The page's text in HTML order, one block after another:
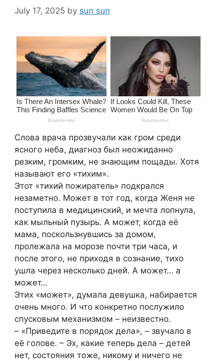
July 17, 2025 by sun sun
Слова врача прозвучали как гром среди
ясного неба, диагноз был неожиданно
резким, громким, не знающим пощады. Хотя
называют его «тихим».
Этот «тихий пожиратель» подкрался
незаметно. Может в тот год, когда Женя не
поступила в медицинский, и мечта лопнула,
как мыльный пузырь. А может, когда её
мама, поскользнувшись за домом,
пролежала на морозе почти три часа, и
после этого, не приходя в сознание, тихо
ушла через несколько дней. А может… а
может…
Этих «может», думала девушка, набирается
очень много. И что конкретно послужило
спусковым механизмом – неизвестно.
– «Приведите в порядок дела», – звучало в
её голове. – Эх, какие теперь дела – детей
нет, состояния тоже, никому и ничего не